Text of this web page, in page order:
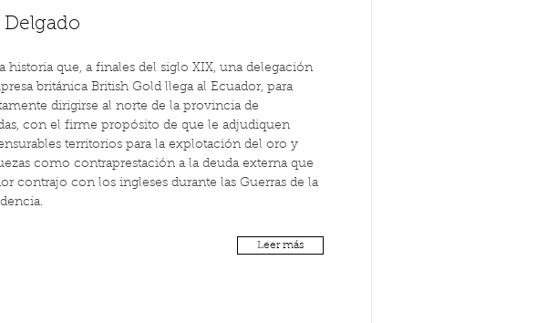
Delgado
historia que, a finales del siglo XIX, una delegación
británica British Gold llega al Ecuador, para
dirigirse al norte de la provincia de
con el firme propósito de que le adjudiquen
territorios para la explotación del oro y
como contraprestación a la deuda externa que
contrajo con los ingleses durante las Guerras de la
Leer más